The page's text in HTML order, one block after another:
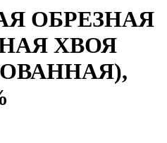
ОБРЕЗНАЯ
ХВОЯ